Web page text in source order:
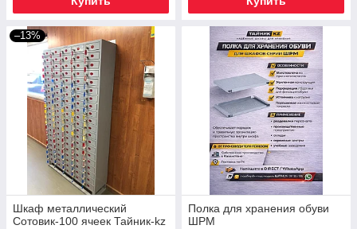
–13%
Шкаф металлический
Сотовик-100 ячеек Тайник-kz
Полка для хранения обуви
ШРМ